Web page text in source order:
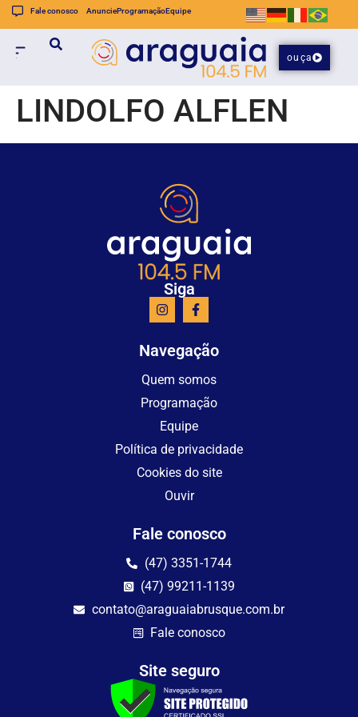
Fale conosco AnuncieProgramaçãoEquipe
ouça
LINDOLFO ALFLEN
Siga
Navegação
Quem somos
Programação
Equipe
Política de privacidade
Cookies do site
Ouvir
Fale conosco
(47) 3351-1744
(47) 99211-1139
contato@araguaiabrusque.com.br
Fale conosco
Site seguro